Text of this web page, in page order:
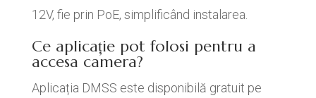
12V, fie prin PoE, simplificând instalarea.
Ce aplicație pot folosi pentru a
accesa camera?
Aplicația DMSS este disponibilă gratuit pe